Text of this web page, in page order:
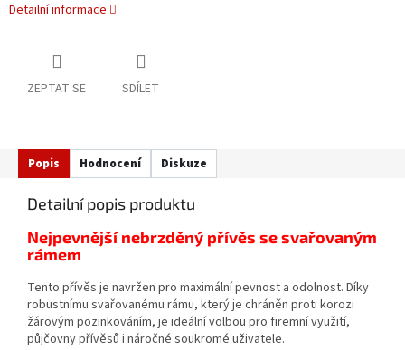
Detailní informace
ZEPTAT SE SDÍLET
Popis Hodnocení Diskuze
Detailní popis produktu
Nejpevnější nebrzděný přívěs se svařovaným
rámem
Tento přívěs je navržen pro maximální pevnost a odolnost. Díky
robustnímu svařovanému rámu, který je chráněn proti korozi
žárovým pozinkováním, je ideální volbou pro firemní využití,
půjčovny přívěsů i náročné soukromé uživatele.